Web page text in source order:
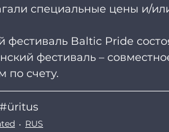
специальные цены и/
фестиваль Baltic Pride
фестиваль –
по счету.
#üritus
RUS